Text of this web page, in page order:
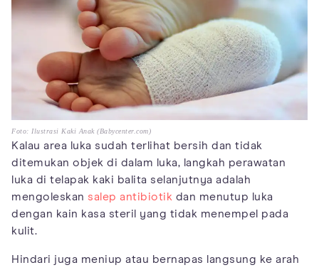
Foto: Ilustrasi Kaki Anak (Babycenter.com)
Kalau area luka sudah terlihat bersih dan tidak
ditemukan objek di dalam luka, langkah perawatan
luka di telapak kaki balita selanjutnya adalah
mengoleskan salep antibiotik dan menutup luka
dengan kain kasa steril yang tidak menempel pada
kulit.
Hindari juga meniup atau bernapas langsung ke arah